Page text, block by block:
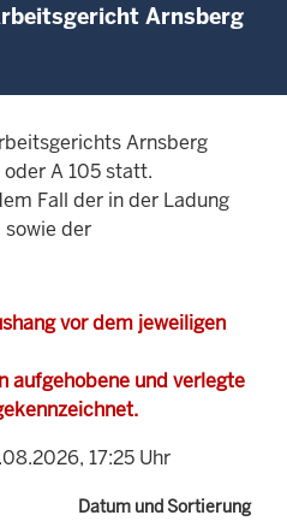
Arnsberg
Arnsberg
A 105 statt.
Fall der in der Ladung
sowie der
vor dem jeweiligen
aufgehobene und verlegte
17:25 Uhr
Datum und Sortierung